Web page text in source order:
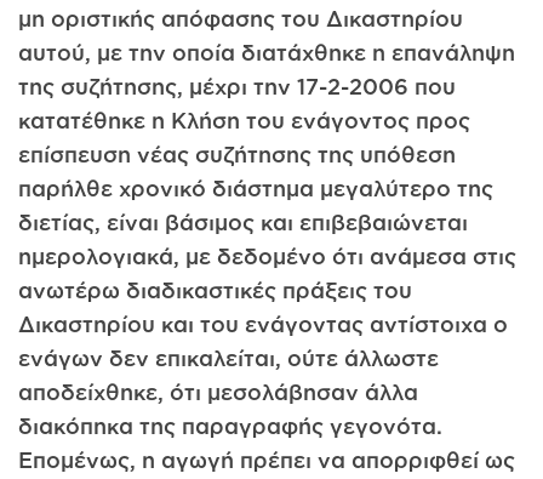
μη οριστικής απόφασης του Δικαστηρίου
αυτού, με την οποία διατάχθηκε η επανάληψη
της συζήτησης, μέχρι την 17-2-2006 που
κατατέθηκε η Κλήση του ενάγοντος προς
επίσπευση νέας συζήτησης της υπόθεση
παρήλθε χρονικό διάστημα μεγαλύτερο της
διετίας, είναι βάσιμος και επιβεβαιώνεται
ημερολογιακά, με δεδομένο ότι ανάμεσα στις
ανωτέρω διαδικαστικές πράξεις του
Δικαστηρίου και του ενάγοντας αντίστοιχα ο
ενάγων δεν επικαλείται, ούτε άλλωστε
αποδείχθηκε, ότι μεσολάβησαν άλλα
διακόπηκα της παραγραφής γεγονότα.
Επομένως, η αγωγή πρέπει να απορριφθεί ως